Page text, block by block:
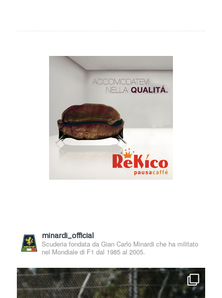
minardi_official
Scuderia fondata da Gian Carlo Minardi che ha militato
nel Mondiale di F1 dal 1985 al 2005.